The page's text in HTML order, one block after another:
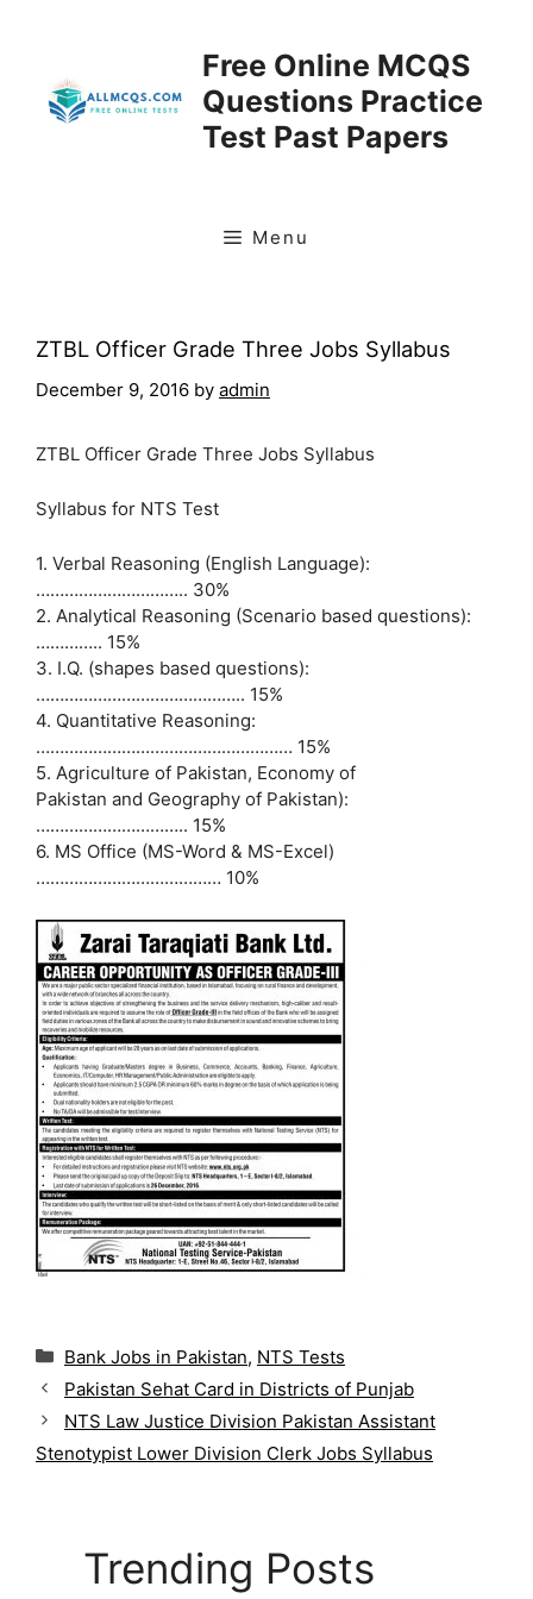
Free Online MCQS
Questions Practice
Test Past Papers
Menu
ZTBL Officer Grade Three Jobs Syllabus
December 9, 2016 by admin
ZTBL Officer Grade Three Jobs Syllabus
Syllabus for NTS Test
1. Verbal Reasoning (English Language):
………………………….. 30%
2. Analytical Reasoning (Scenario based questions):
………….. 15%
3. I.Q. (shapes based questions):
…………………………………….. 15%
4. Quantitative Reasoning:
……………………………………………… 15%
5. Agriculture of Pakistan, Economy of
Pakistan and Geography of Pakistan):
………………………….. 15%
6. MS Office (MS-Word & MS-Excel)
………………………………… 10%
C
t
e
g
Bank Jobs in Pakistan, NTS Tests
Pakistan Sehat Card in Districts of Punjab
NTS Law Justice Division Pakistan Assistant
Stenotypist Lower Division Clerk Jobs Syllabus
Trending Posts